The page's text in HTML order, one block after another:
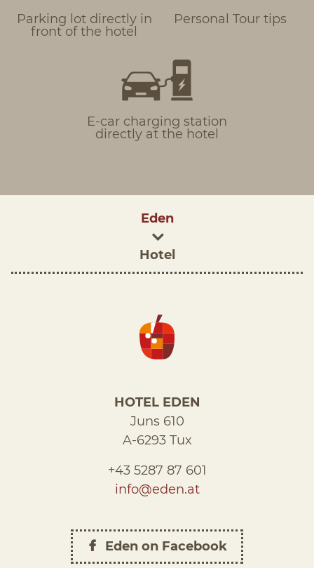
Parking lot directly in
front of the hotel
Personal Tour tips
E-car charging station
directly at the hotel
Eden
Hotel
HOTEL EDEN
Juns 610
A-6293 Tux
+43 5287 87 601
info@eden.at
Eden on Facebook